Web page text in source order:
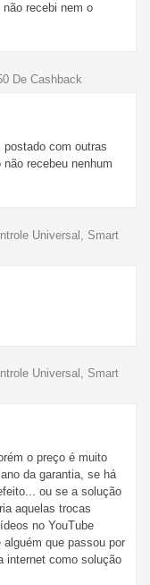
recebi nem o
De Cashback
com outras
recebeu nenhum
Universal, Smart
Universal, Smart
o preço é muito
da garantia, se há
ou se a solução
aquelas trocas
no YouTube
que passou por
internet como solução